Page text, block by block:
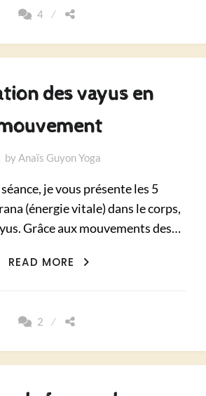
4
des vayus en
by Anaïs Guyon Yoga
je vous présente les 5
(énergie vitale) dans le corps,
Grâce aux mouvements des…
READ MORE
MÉDITATION
2